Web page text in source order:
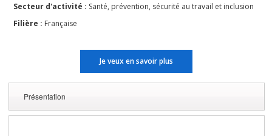
Secteur d'activité : Santé, prévention, sécurité au travail et inclusion
Filière : Française
Je veux en savoir plus
Présentation